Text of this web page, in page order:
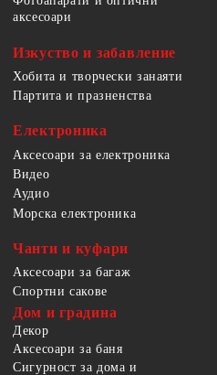
аксесоари
Изкуство и забавление
Хобита и творчески занаяти
Партита и празненства
Електроника
Аксесоари за електроника
Видео
Аудио
Морска електроника
Чанти и куфари
Аксесоари за багаж
Спортни сакове
Дом и градина
Декор
Аксесоари за баня
Сигурност за дома и